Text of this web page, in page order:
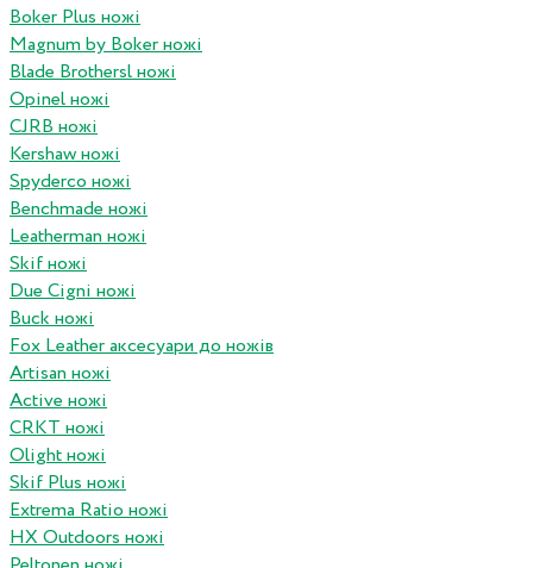
Boker Plus ножі
Magnum by Boker ножі
Blade Brothersl ножі
Opinel ножі
CJRB ножі
Kershaw ножі
Spyderco ножі
Benchmade ножі
Leatherman ножі
Skif ножі
Due Cigni ножі
Buck ножі
Fox Leather аксесуари до ножів
Artisan ножі
Active ножі
CRKT ножі
Olight ножі
Skif Plus ножі
Extrema Ratio ножі
HX Outdoors ножі